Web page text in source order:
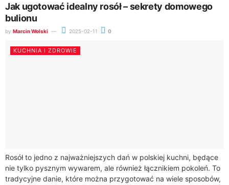
Jak ugotować idealny rosół – sekrety domowego
bulionu
by Marcin Wolski 2025-02-11 0
KUCHNIA I ZDROWIE
Rosół to jedno z najważniejszych dań w polskiej kuchni, będące
nie tylko pysznym wywarem, ale również łącznikiem pokoleń. To
tradycyjne danie, które można przygotować na wiele sposobów,